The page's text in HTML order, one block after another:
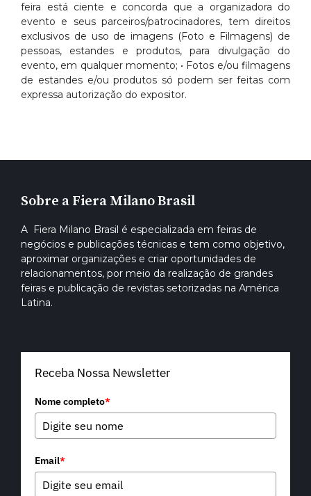
feira está ciente e concorda que a organizadora do
evento e seus parceiros/patrocinadores, tem direitos
exclusivos de uso de imagens (Foto e Filmagens) de
pessoas, estandes e produtos, para divulgação do
evento, em qualquer momento; • Fotos e/ou filmagens
de estandes e/ou produtos só podem ser feitas com
expressa autorização do expositor.
Sobre a Fiera Milano Brasil
A Fiera Milano Brasil é especializada em feiras de
negócios e publicações técnicas e tem como objetivo,
aproximar organizações e criar oportunidades de
relacionamentos, por meio da realização de grandes
feiras e publicação de revistas setorizadas na América
Latina.
Receba Nossa Newsletter
Nome completo*
Email*